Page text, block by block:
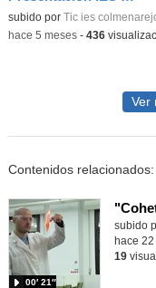
Contenido educativo.
subido por
Tic ies
-hace 5 meses- 436
Ver
Contenidos relacionados:
subido
00′ 21″
hace
19